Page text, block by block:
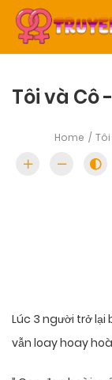
Tôi và Cô
Home
Lúc 3 người trở lại
vẫn loay hoay